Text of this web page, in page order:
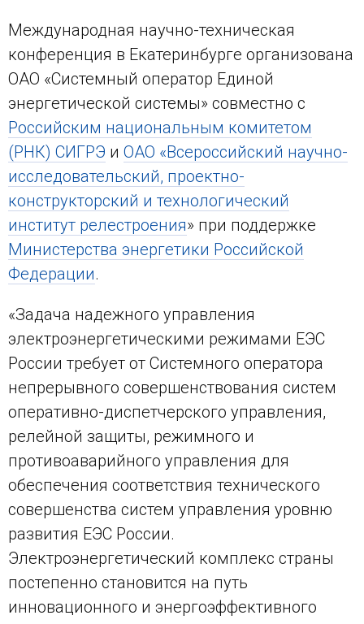
Международная научно-техническая
конференция в Екатеринбурге организована
ОАО «Системный оператор Единой
энергетической системы» совместно с
Российским национальным комитетом
(РНК) СИГРЭ и ОАО «Всероссийский научно-
исследовательский, проектно-
конструкторский и технологический
институт релестроения» при поддержке
Министерства энергетики Российской
Федерации.
«Задача надежного управления
электроэнергетическими режимами ЕЭС
России требует от Системного оператора
непрерывного совершенствования систем
оперативно-диспетчерского управления,
релейной защиты, режимного и
противоаварийного управления для
обеспечения соответствия технического
совершенства систем управления уровню
развития ЕЭС России.
Электроэнергетический комплекс страны
постепенно становится на путь
инновационного и энергоэффективного